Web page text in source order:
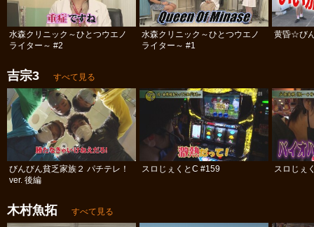
水森クリニック～ひとつウエノ
ライター～ #2
水森クリニック～ひとつウエノ
ライター～ #1
黄昏☆び
吉宗3 すべて見る
びんびん貧乏家族２ パチテレ！
ver. 後編
スロじぇくとC #159 スロじぇ
木村魚拓 すべて見る